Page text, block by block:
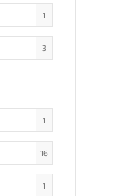
1
3
1
16
1